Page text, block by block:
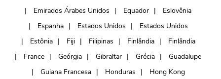
Emirados Árabes Unidos
Equador
Eslovênia
Espanha
Estados Unidos
Estados Unidos
Estônia
Fiji Filipinas Finlândia
Finlândia
France
Geórgia Gibraltar Grécia
Guadalupe
Guiana Francesa
Honduras
Hong Kong